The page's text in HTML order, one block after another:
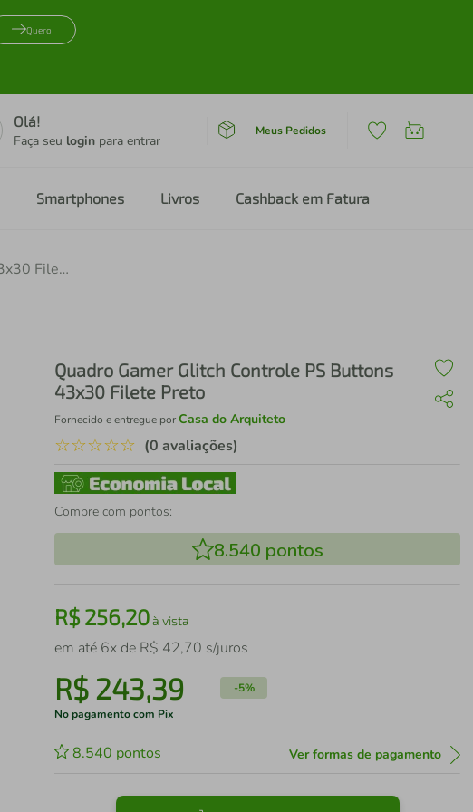
Quero
Olá!
Faça seu login para entrar
Meus Pedidos
Smartphones Livros Cashback em Fatura
Quadro Gamer Glitch Controle PS Buttons 43x30 Filete Preto
Quadro Gamer Glitch Controle PS Buttons
43x30 Filete Preto
Fornecido e entregue porCasa do Arquiteto
☆☆☆☆☆ (0 avaliações)
Compre com pontos:
8.540 pontos
R$256,20à vista
em até 6x de R$ 42,70 s/juros
R$ 243,39 -5%
No pagamento com Pix
8.540 pontos Ver formas de pagamento